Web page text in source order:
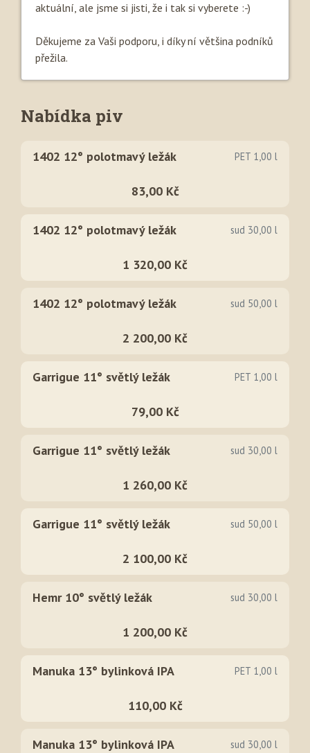
aktuální, ale jsme si jisti, že i tak si vyberete :-)
Děkujeme za Vaši podporu, i díky ní většina podníků
přežila.
Nabídka piv
1402 12° polotmavý ležák PET 1,00 l
83,00 Kč
1402 12° polotmavý ležák sud 30,00 l
1 320,00 Kč
1402 12° polotmavý ležák sud 50,00 l
2 200,00 Kč
Garrigue 11° světlý ležák PET 1,00 l
79,00 Kč
Garrigue 11° světlý ležák sud 30,00 l
1 260,00 Kč
Garrigue 11° světlý ležák sud 50,00 l
2 100,00 Kč
Hemr 10° světlý ležák sud 30,00 l
1 200,00 Kč
Manuka 13° bylinková IPA PET 1,00 l
110,00 Kč
Manuka 13° bylinková IPA sud 30,00 l